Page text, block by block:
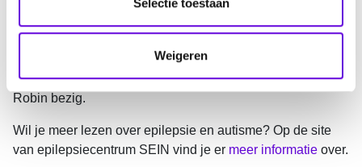
Weigeren
Hoe kan je met epilepsie én autisme én een prikkelbare
darm goed en gezond leven, zonder dat je voortdurend in
de gaten moet worden gehouden? Die vragen houden
Robin bezig.
Wil je meer lezen over epilepsie en autisme? Op de site
van epilepsiecentrum SEIN vind je er meer informatie over.